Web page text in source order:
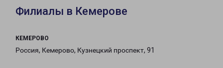
Филиалы в Кемерове
КЕМЕРОВО
Россия, Кемерово, Кузнецкий проспект, 91